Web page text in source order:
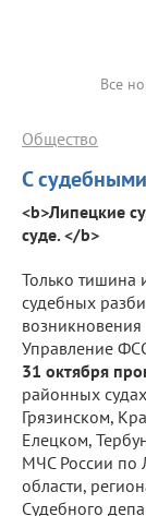
Все
С
Общество
<b>Липецкие
суде. </b>
Только тишина
судебных
Управление
31 октября
районных
Грязинском,
Елецком,
МЧС России по
области,
Судебного